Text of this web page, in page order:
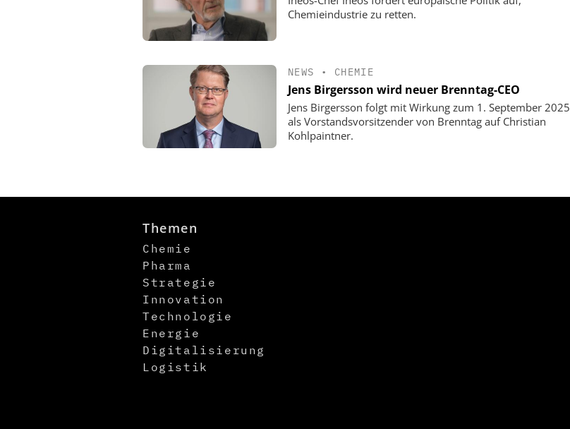
Chemieindustrie zu retten.
NEWS • CHEMIE
Jens Birgersson wird neuer Brenntag-CEO
Jens Birgersson folgt mit Wirkung zum 1. September 2025
als Vorstandsvorsitzender von Brenntag auf Christian
Kohlpaintner.
Themen
Chemie
Pharma
Strategie
Innovation
Technologie
Energie
Digitalisierung
Logistik